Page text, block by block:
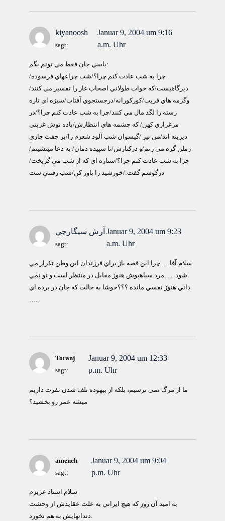
kiyanoosh
sagt:
Januar 9, 2004 um 9:16
a.m. Uhr
باسي جان فقط مي تونم بگم:
چرا به شب عادت كنم چرا؟/شب چراغهاي فرسوده/
ديرگاهيست/كه خواب طولاني اصحاب غار را تفسير مي كنند/
وگزمه هاي فريب/كوركورانه/درجستجوي آفتاب/سبزه اي تازه
رسته را لگد مال مي كنند/چرا به شب عادت كنم چرا؟/در
مرغزاري كهن/ كه چشمه هاي انتظارش/باده نوش غربتي
ديرينه اند/من نيز /گيسوان شب آلود شعرم را/بر چفت جاري
زملن گره مي زنم/و دركنارش/تا سپيده دمان/ به دعا مينشينم/
چرا به شب عادت كنم چرا؟/ستاره اي كه از شب مي گريخت/
درگوشم گفت:/خورشيد را باور كن/شب رفتني ست
آرش سيگارچي
sagt:
Januar 9, 2004 um 9:23
a.m. Uhr
سلام آقا … چرا اين قصه باز براي فرزندان اين وطن تكرار مي
شود …..مرد سياهپوش هنوز مقابل در منتظر است و تو نمي
داني هنوز نفسي مانده ؟؟؟خوشا به حالت كه جان در برده اي
…..
Toranj
sagt:
Januar 9, 2004 um 12:33
p.m. Uhr
ما از مرگ نمی ترسيم، بلکه از بیهوده تلف شدن نفرت داريم
ميشه عمر رو بخشيد؟
ameneh
sagt:
Januar 9, 2004 um 9:04
p.m. Uhr
سلام استاد عزيزم
به اميد آن روز كه هيچ ايراني به علت عقايدش از وحشت
دندانهايش به هم نخورد.